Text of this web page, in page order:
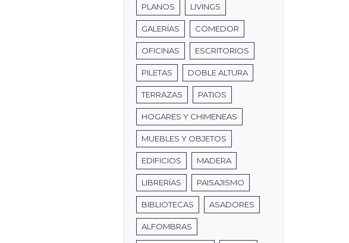
PLANOS LIVINGS
GALERÍAS COMEDOR
OFICINAS ESCRITORIOS
PILETAS DOBLE ALTURA
TERRAZAS PATIOS
HOGARES Y CHIMENEAS
MUEBLES Y OBJETOS
EDIFICIOS MADERA
LIBRERÍAS PAISAJISMO
BIBLIOTECAS ASADORES
ALFOMBRAS